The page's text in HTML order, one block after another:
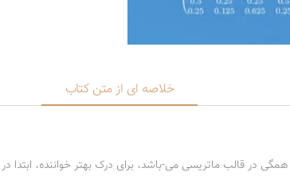
خلاصه ای از متن کتاب
در قالب ماتریسی می-باشد، برای درک بهتر خواننده، ابتدا